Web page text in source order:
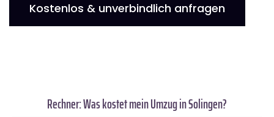
Kostenlos & unverbindlich anfragen
Rechner: Was kostet mein Umzug in Solingen?